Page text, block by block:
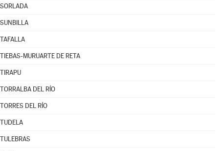
SORLADA
SUNBILLA
TAFALLA
TIEBAS-MURUARTE DE RETA
TIRAPU
TORRALBA DEL RÍO
TORRES DEL RÍO
TUDELA
TULEBRAS